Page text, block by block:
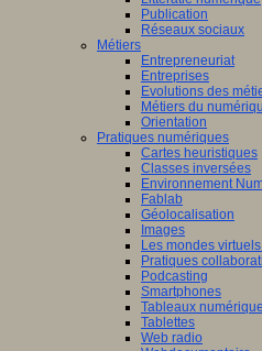
Publication
Réseaux sociaux
Métiers
Entrepreneuriat
Entreprises
Evolutions des
Métiers du
Orientation
Pratiques numériques
Cartes heuristiques
Classes inversées
Environnement
Fablab
Géolocalisation
Images
Les mondes
Pratiques
Podcasting
Smartphones
Tableaux
Tablettes
Web radio